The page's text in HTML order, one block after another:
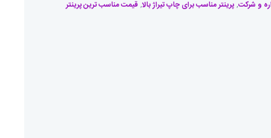
Sensysو شرکت,پرینتر مناسب برای چاپ تیراژ بالا,قیمت مناسب ترین پرینتر